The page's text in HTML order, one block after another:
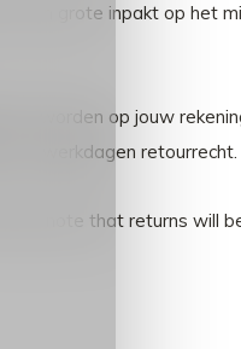
grote inpakt op het
worden op jouw
14 werkdagen retourrecht.
note that returns will